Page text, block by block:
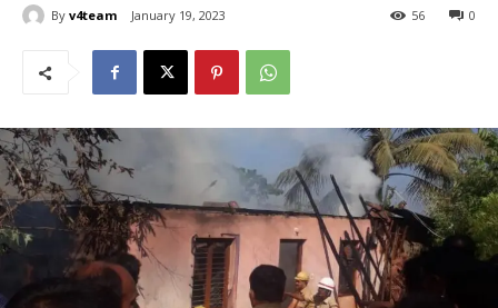
By v4team January 19, 2023 0
56